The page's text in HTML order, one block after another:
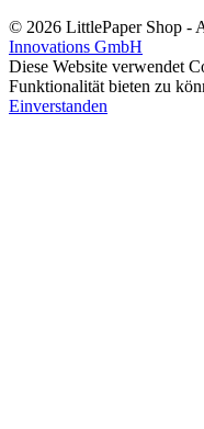
© 2026 LittlePaper Shop -
Innovations GmbH
Diese Website verwendet
Funktionalität bieten zu
Einverstanden